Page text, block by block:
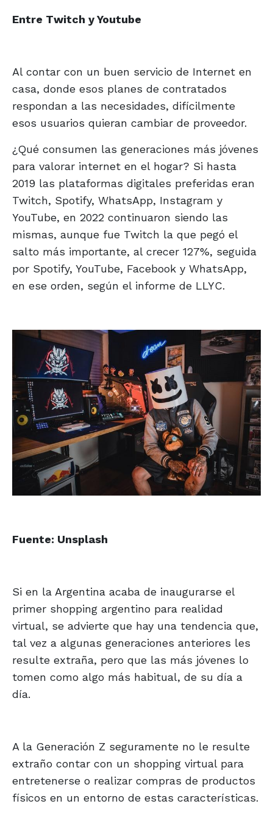
Entre Twitch y Youtube
Al contar con un buen servicio de Internet en
casa, donde esos planes de contratados
respondan a las necesidades, difícilmente
esos usuarios quieran cambiar de proveedor.
¿Qué consumen las generaciones más jóvenes
para valorar internet en el hogar? Si hasta
2019 las plataformas digitales preferidas eran
Twitch, Spotify, WhatsApp, Instagram y
YouTube, en 2022 continuaron siendo las
mismas, aunque fue Twitch la que pegó el
salto más importante, al crecer 127%, seguida
por Spotify, YouTube, Facebook y WhatsApp,
en ese orden, según el informe de LLYC.
Fuente: Unsplash
Si en la Argentina acaba de inaugurarse el
primer shopping argentino para realidad
virtual, se advierte que hay una tendencia que,
tal vez a algunas generaciones anteriores les
resulte extraña, pero que las más jóvenes lo
tomen como algo más habitual, de su día a
día.
A la Generación Z seguramente no le resulte
extraño contar con un shopping virtual para
entretenerse o realizar compras de productos
físicos en un entorno de estas características.